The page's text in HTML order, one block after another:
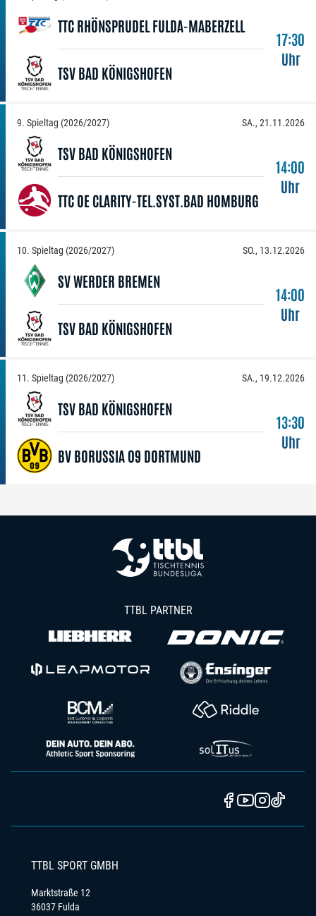
TTC RHÖNSPRUDEL FULDA-MABERZELL
TSV BAD KÖNIGSHOFEN
17:30
Uhr
9. Spieltag (2026/2027) SA., 21.11.2026
TSV BAD KÖNIGSHOFEN
TTC OE CLARITY-TEL.SYST.BAD HOMBURG
14:00
Uhr
10. Spieltag (2026/2027) SO., 13.12.2026
SV WERDER BREMEN
TSV BAD KÖNIGSHOFEN
14:00
Uhr
11. Spieltag (2026/2027) SA., 19.12.2026
TSV BAD KÖNIGSHOFEN
BV BORUSSIA 09 DORTMUND
13:30
Uhr
TTBL PARTNER
TTBL SPORT GMBH
Marktstraße 12
36037 Fulda